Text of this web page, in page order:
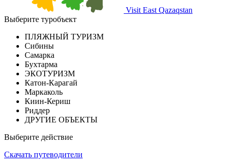
Visit East Qazaqstan
Выберите туробъект
ПЛЯЖНЫЙ ТУРИЗМ
Сибины
Самарка
Бухтарма
ЭКОТУРИЗМ
Катон-Карагай
Маркаколь
Киин-Кериш
Риддер
ДРУГИЕ ОБЪЕКТЫ
Выберите действие
Скачать путеводители